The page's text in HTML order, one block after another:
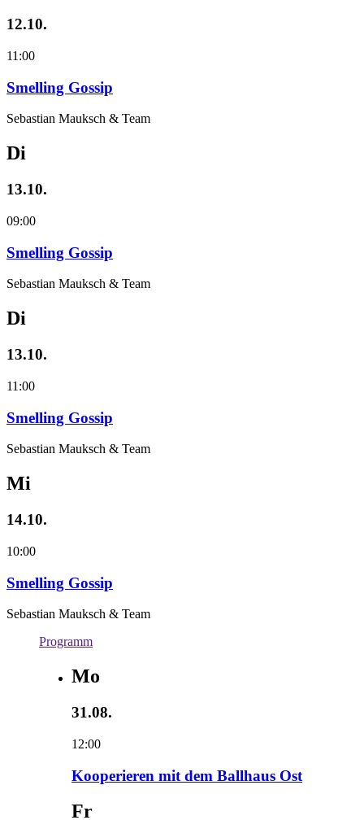
12.10.
11:00
Smelling Gossip
Sebastian Mauksch & Team
Di
13.10.
09:00
Smelling Gossip
Sebastian Mauksch & Team
Di
13.10.
11:00
Smelling Gossip
Sebastian Mauksch & Team
Mi
14.10.
10:00
Smelling Gossip
Sebastian Mauksch & Team
Programm
Mo
31.08.
12:00
Kooperieren mit dem Ballhaus Ost
Fr